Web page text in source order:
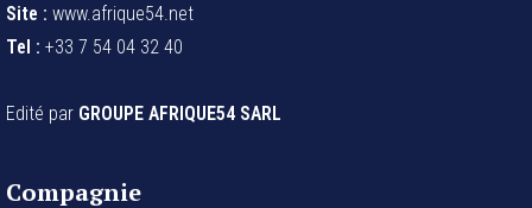
Site : www.afrique54.net
Tel : +33 7 54 04 32 40
Edité par GROUPE AFRIQUE54 SARL
Compagnie